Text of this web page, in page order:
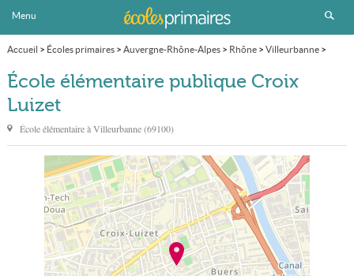
Menu
Accueil > Écoles primaires> Auvergne-Rhône-Alpes> Rhône> Villeurbanne>
École élémentaire publique Croix Luizet
École élémentaire publique Croix
Luizet
École élémentaire àVilleurbanne(69100)